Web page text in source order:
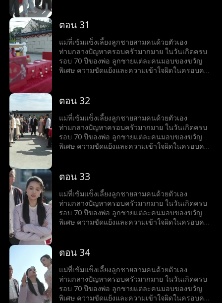
อารมณ์และความรักในครอบครัว
ตอน 31
แม่ที่เข้มแข็งเลี้ยงลูกชายสามคนด้วยตัวเอง
ท่ามกลางปัญหาครอบครัวมากมาย ในวันเกิดครบ
รอบ 70 ปีของพ่อ ลูกชายแต่ละคนมอบของขวัญ
พิเศษ ความขัดแย้งและความเข้าใจผิดในครอบครัว
อารมณ์และความรักในครอบครัว
ตอน 32
แม่ที่เข้มแข็งเลี้ยงลูกชายสามคนด้วยตัวเอง
ท่ามกลางปัญหาครอบครัวมากมาย ในวันเกิดครบ
รอบ 70 ปีของพ่อ ลูกชายแต่ละคนมอบของขวัญ
พิเศษ ความขัดแย้งและความเข้าใจผิดในครอบครัว
อารมณ์และความรักในครอบครัว
ตอน 33
แม่ที่เข้มแข็งเลี้ยงลูกชายสามคนด้วยตัวเอง
ท่ามกลางปัญหาครอบครัวมากมาย ในวันเกิดครบ
รอบ 70 ปีของพ่อ ลูกชายแต่ละคนมอบของขวัญ
พิเศษ ความขัดแย้งและความเข้าใจผิดในครอบครัว
อารมณ์และความรักในครอบครัว
ตอน 34
แม่ที่เข้มแข็งเลี้ยงลูกชายสามคนด้วยตัวเอง
ท่ามกลางปัญหาครอบครัวมากมาย ในวันเกิดครบ
รอบ 70 ปีของพ่อ ลูกชายแต่ละคนมอบของขวัญ
พิเศษ ความขัดแย้งและความเข้าใจผิดในครอบครัว